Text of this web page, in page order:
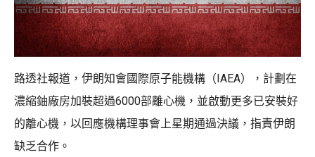
路透社報道，伊朗知會國際原子能機構（IAEA），計劃在
濃縮鈾廠房加裝超過6000部離心機，並啟動更多已安裝好
的離心機，以回應機構理事會上星期通過決議，指責伊朗
缺乏合作。